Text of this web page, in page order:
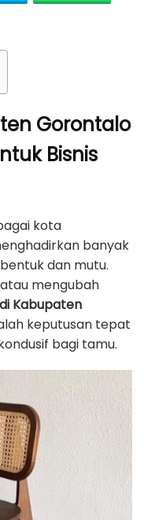
Gorontalo
Bisnis
kota
banyak
dan mutu.
mengubah
Kabupaten
keputusan tepat
bagi tamu.